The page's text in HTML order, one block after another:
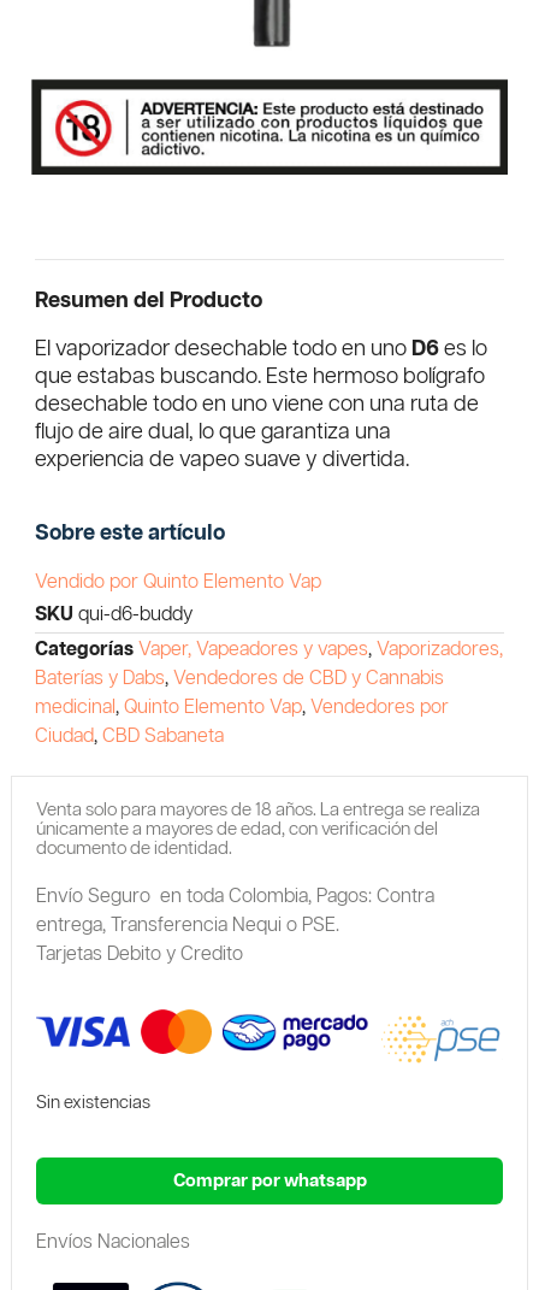
Resumen del Producto
El vaporizador desechable todo en uno D6es lo
que estabas buscando. Este hermoso bolígrafo
desechable todo en uno viene con una ruta de
flujo de aire dual, lo que garantiza una
experiencia de vapeo suave y divertida.
Sobre este artículo
Vendido por Quinto Elemento Vap
SKU qui-d6-buddy
Categorías Vaper, Vapeadores y vapes, Vaporizadores,
Baterías y Dabs, Vendedores de CBD y Cannabis
medicinal, Quinto Elemento Vap, Vendedores por
Ciudad, CBD Sabaneta
Venta solo para mayores de 18 años. La entrega se realiza
únicamente a mayores de edad, con verificación del
documento de identidad.
Envío Seguro en toda Colombia, Pagos: Contra
entrega,
Transferencia Nequi o PSE.
Tarjetas Debito y Credito
Sin existencias
Comprar por whatsapp
Envíos Nacionales